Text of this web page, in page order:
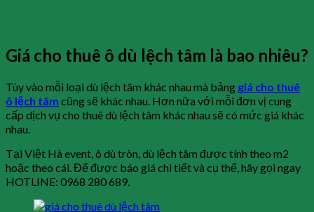
Giá cho thuê ô dù lệch tâm là bao nhiêu?
Tùy vào mỗi loại dù lệch tâm khác nhau mà bảng giá cho thuê
ô lệch tâm cũng sẽ khác nhau. Hơn nữa với mỗi đơn vị cung
cấp dịch vụ cho thuê dù lệch tâm khác nhau sẽ có mức giá khác
nhau.
Tại Việt Hà event, ô dù tròn, dù lệch tâm được tính theo m2
hoặc theo cái. Để được báo giá chi tiết và cụ thể, hãy gọi ngay
HOTLINE: 0968 280 689.